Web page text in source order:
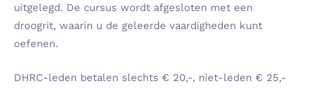
uitgelegd. De cursus wordt afgesloten met een
droogrit, waarin u de geleerde vaardigheden kunt
oefenen.
DHRC-leden betalen slechts € 20,-, niet-leden € 25,-